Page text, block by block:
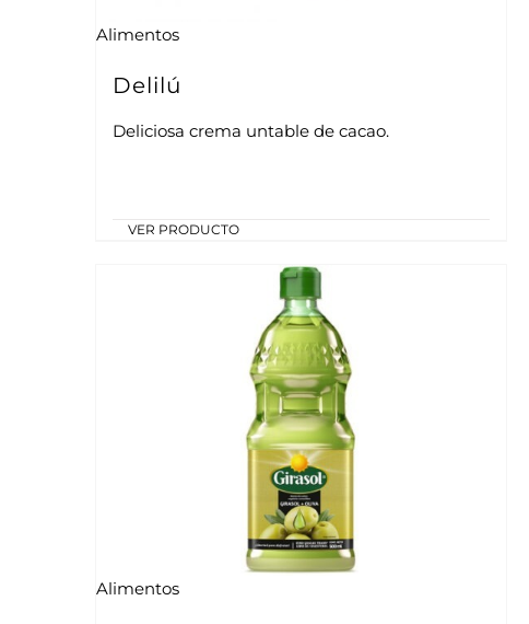
Alimentos
Delilú
Deliciosa crema untable de cacao.
VER PRODUCTO
Alimentos